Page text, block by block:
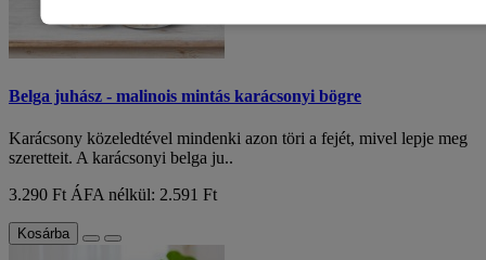
Belga juhász - malinois mintás karácsonyi bögre
Karácsony közeledtével mindenki azon töri a fejét, mivel lepje meg
szeretteit. A karácsonyi belga ju..
3.290 Ft ÁFA nélkül: 2.591 Ft
Kosárba